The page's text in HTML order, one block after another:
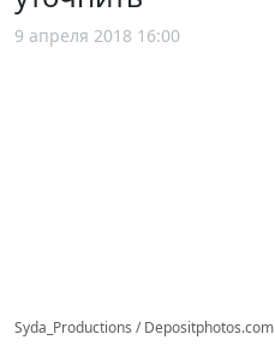
9 апреля 2018 16:00
Syda_Productions / Depositphotos.com